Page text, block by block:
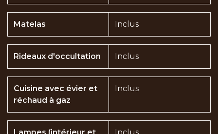
Matelas Inclus
Rideaux d'occultation Inclus
Cuisine avec évier et
réchaud à gaz
Inclus